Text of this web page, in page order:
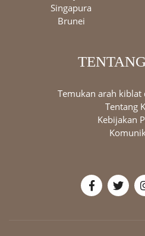
Singapura
Brunei
Temukan arah kiblat
Tentang
Kebijakan